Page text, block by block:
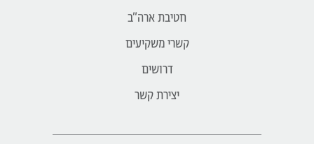
חטיבת ארה״ב
קשרי משקיעים
דרושים
יצירת קשר